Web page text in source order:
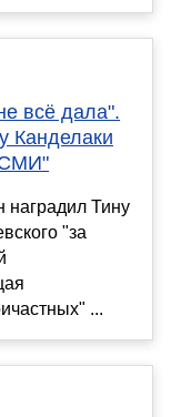
всё дала".
Канделаки
СМИ"
наградил Тину
"за
...